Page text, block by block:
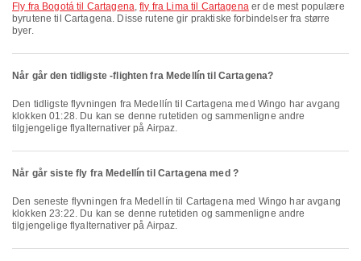
fly fra Bogotá til Cartagena,fly fra Lima til Cartagenaer de mest populære
byrutene til Cartagena. Disse rutene gir praktiske forbindelser fra større
byer.
Når går den tidligste -flighten fra Medellín til Cartagena?
Den tidligste flyvningen fra Medellín til Cartagena med Wingo har avgang
klokken 01:28. Du kan se denne rutetiden og sammenligne andre
tilgjengelige flyalternativer på Airpaz.
Når går siste fly fra Medellín til Cartagena med ?
Den seneste flyvningen fra Medellín til Cartagena med Wingo har avgang
klokken 23:22. Du kan se denne rutetiden og sammenligne andre
tilgjengelige flyalternativer på Airpaz.